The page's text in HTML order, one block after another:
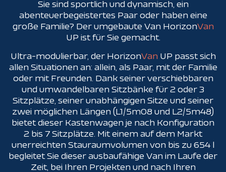
Sie sind sportlich und dynamisch, ein
abenteuerbegeistertes Paar oder haben eine
große Familie? Der umgebaute Van HorizonVan
UP ist für Sie gemacht.
Ultra-modulierbar, der HorizonVan UP passt sich
allen Situationen an: allein, als Paar, mit der Familie
oder mit Freunden. Dank seiner verschiebbaren
und umwandelbaren Sitzbänke für 2 oder 3
Sitzplätze, seiner unabhängigen Sitze und seiner
zwei möglichen Längen (L1/5m08 und L2/5m48)
bietet dieser Kastenwagen je nach Konfiguration
2 bis 7 Sitzplätze. Mit einem auf dem Markt
unerreichten Stauraumvolumen von bis zu 654 l
begleitet Sie dieser ausbaufähige Van im Laufe der
Zeit, bei Ihren Projekten und nach Ihren